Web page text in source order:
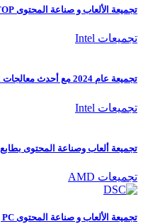
تجميعة الألعاب و صناعة المحتوى AI TOP
تجميعات Intel
تجميعة عام 2024 مع أحدث معالجات Intel الجيل الرابع عشر
تجميعات Intel
تجميعة ألعاب وصناعة المحتوى بطابع Fractal Design
تجميعات AMD
تجميعة الألعاب و صناعة المحتوى XPG Gaming PC